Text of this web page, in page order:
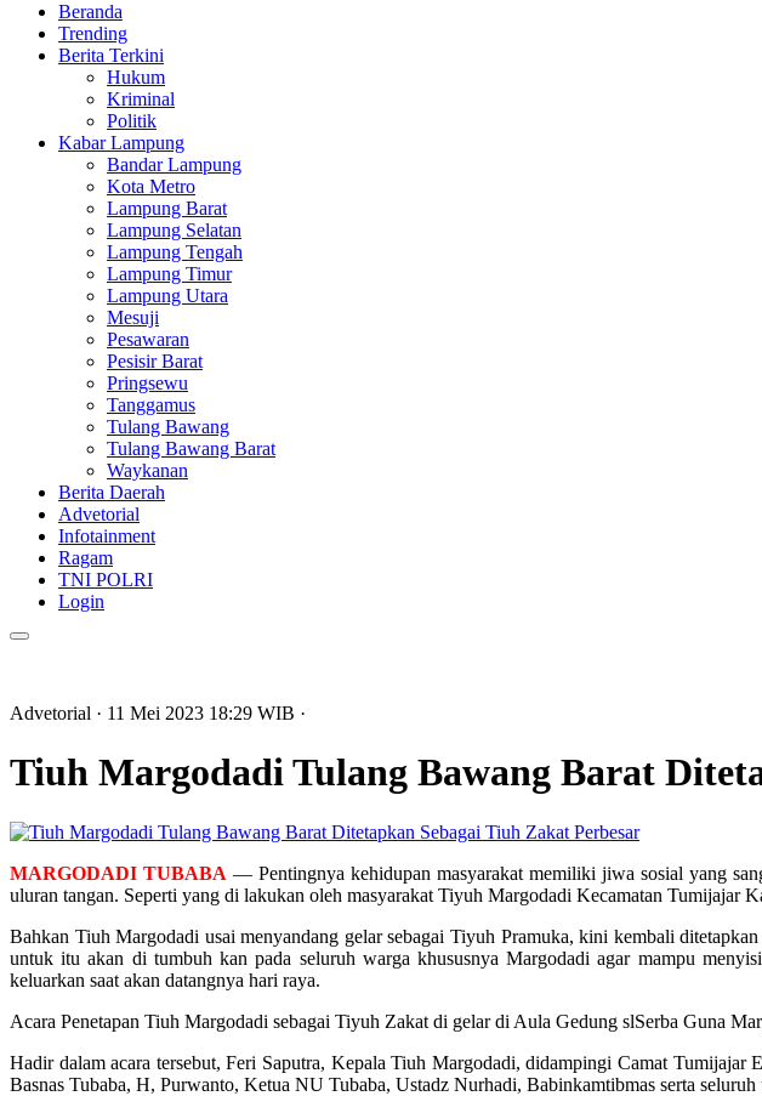
Beranda
Trending
Berita Terkini
Hukum
Kriminal
Politik
Kabar Lampung
Bandar Lampung
Kota Metro
Lampung Barat
Lampung Selatan
Lampung Tengah
Lampung Timur
Lampung Utara
Mesuji
Pesawaran
Pesisir Barat
Pringsewu
Tanggamus
Tulang Bawang
Tulang Bawang Barat
Waykanan
Berita Daerah
Advetorial
Infotainment
Ragam
TNI POLRI
Login
Advetorial · 11 Mei 2023 18:29 WIB ·
Tiuh Margodadi Tulang Bawang Barat
Perbesar
MARGODADI TUBABA — Pentingnya kehidupan masyarakat memiliki jiwa sosial yang
uluran tangan. Seperti yang di lakukan oleh masyarakat Tiyuh Margodadi Kecamatan Tumijajar
Bahkan Tiuh Margodadi usai menyandang gelar sebagai Tiyuh Pramuka, kini kembali
untuk itu akan di tumbuh kan pada seluruh warga khususnya Margodadi agar mampu
keluarkan saat akan datangnya hari raya.
Acara Penetapan Tiuh Margodadi sebagai Tiyuh Zakat di gelar di Aula Gedung slSerba Guna
Hadir dalam acara tersebut, Feri Saputra, Kepala Tiuh Margodadi, didampingi Camat
Basnas Tubaba, H, Purwanto, Ketua NU Tubaba, Ustadz Nurhadi, Babinkamtibmas serta seluruh